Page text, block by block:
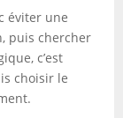
éviter une
puis chercher
c’est
choisir le